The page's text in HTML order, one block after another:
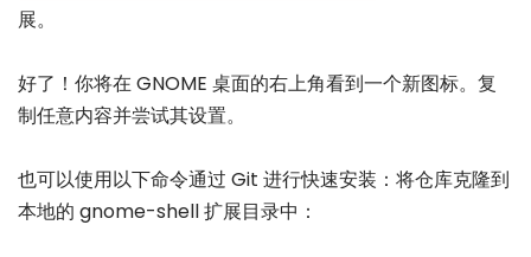
展。
好了！你将在 GNOME 桌面的右上角看到一个新图标。复
制任意内容并尝试其设置。
也可以使用以下命令通过 Git 进行快速安装：将仓库克隆到
本地的 gnome-shell 扩展目录中：